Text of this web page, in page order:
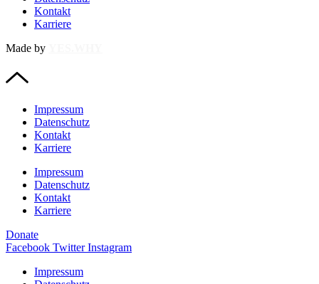
Kontakt
Karriere
Made by
Impressum
Datenschutz
Kontakt
Karriere
Impressum
Datenschutz
Kontakt
Karriere
Donate
Facebook Twitter Instagram
Impressum